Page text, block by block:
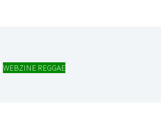
WEBZINE REGGAE